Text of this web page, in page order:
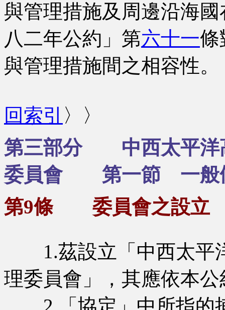
與管理措施及周邊沿海
八二年公約」第六十一條
與管理措施間之相容性。
回索引 〉〉
第三部分 中西太平洋
委員會 第一節 一般
第9條 委員會之設立
1.茲設立「中西太平
理委員會」，其應依本